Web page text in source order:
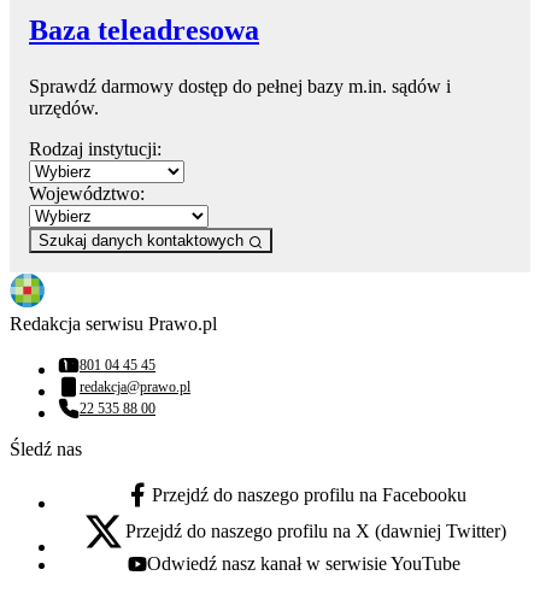
Baza teleadresowa
Sprawdź darmowy dostęp do pełnej bazy m.in. sądów i
urzędów.
Rodzaj instytucji:
Województwo:
Szukaj danych kontaktowych
Redakcja serwisu Prawo.pl
Numer telefonu:
801 04 45 45
Adres email:
redakcja@prawo.pl
Numer telefonu:
22 535 88 00
Śledź nas
facebook - otwiera się w nowej karcie
Przejdź do naszego profilu na Facebooku
x - otwiera się w nowej karcie
Przejdź do naszego profilu na X (dawniej Twitter)
youtube - otwiera się w nowej karcie
Odwiedź nasz kanał w serwisie YouTube